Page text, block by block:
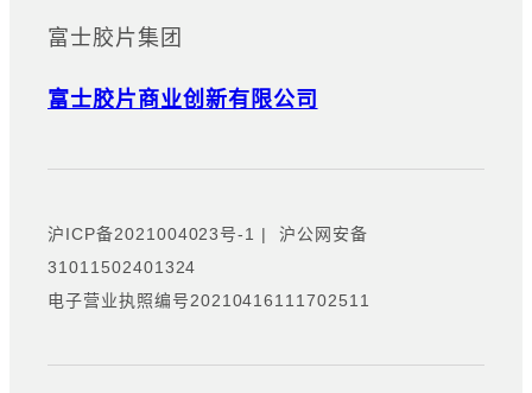
富士胶片集团
富士胶片商业创新有限公司
沪ICP备2021004023号-1 |沪公网安备
31011502401324
电子营业执照编号20210416111702511